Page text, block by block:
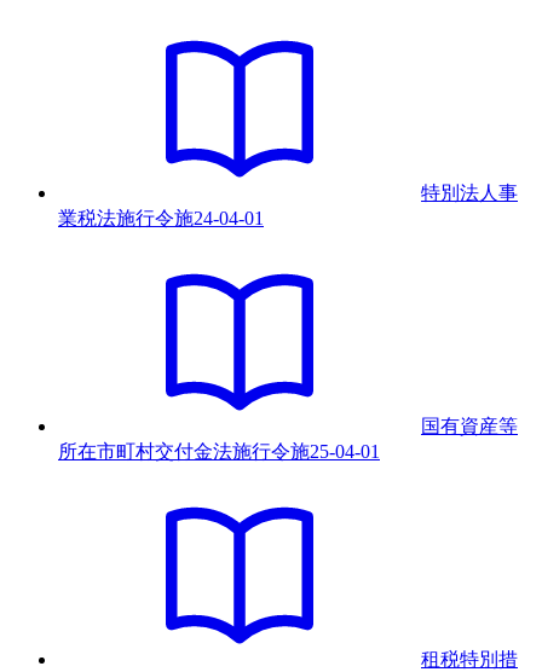
特別法人事
業税法施行令施24-04-01
国有資産等
所在市町村交付金法施行令施25-04-01
租税特別措